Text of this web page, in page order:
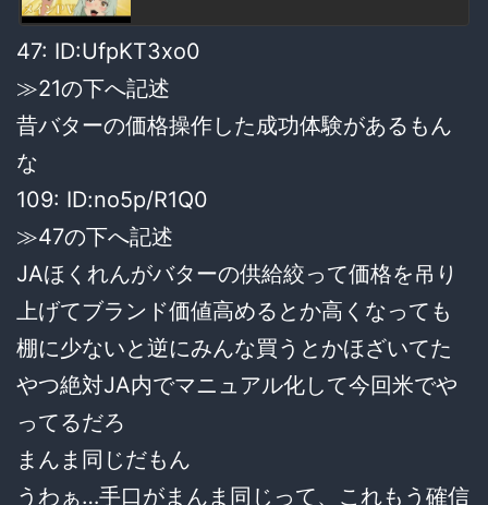
47: ID:UfpKT3xo0
≫21の下へ記述
昔バターの価格操作した成功体験があるもん
な
109: ID:no5p/R1Q0
≫47の下へ記述
JAほくれんがバターの供給絞って価格を吊り
上げてブランド価値高めるとか高くなっても
棚に少ないと逆にみんな買うとかほざいてた
やつ絶対JA内でマニュアル化して今回米でや
ってるだろ
まんま同じだもん
うわぁ…手口がまんま同じって、これもう確信